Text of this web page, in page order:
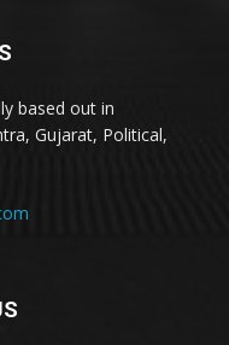
based out in
Gujarat, Political,